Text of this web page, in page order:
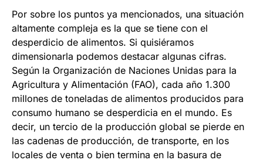
Por sobre los puntos ya mencionados, una situación
altamente compleja es la que se tiene con el
desperdicio de alimentos. Si quisiéramos
dimensionarla podemos destacar algunas cifras.
Según la Organización de Naciones Unidas para la
Agricultura y Alimentación (FAO), cada año 1.300
millones de toneladas de alimentos producidos para
consumo humano se desperdicia en el mundo. Es
decir, un tercio de la producción global se pierde en
las cadenas de producción, de transporte, en los
locales de venta o bien termina en la basura de